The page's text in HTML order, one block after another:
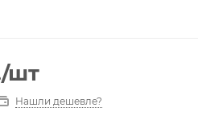
/шт
Нашли дешевле?